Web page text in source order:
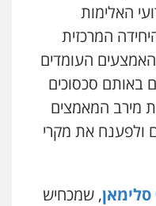
האלימות
המרכזית
העומדים
באותם סכסוכים
מירב המאמצים
ולפענח את מקרי
סלימאן, שמכחיש
דין
מעצרים וחקירות
קטינים אלימות